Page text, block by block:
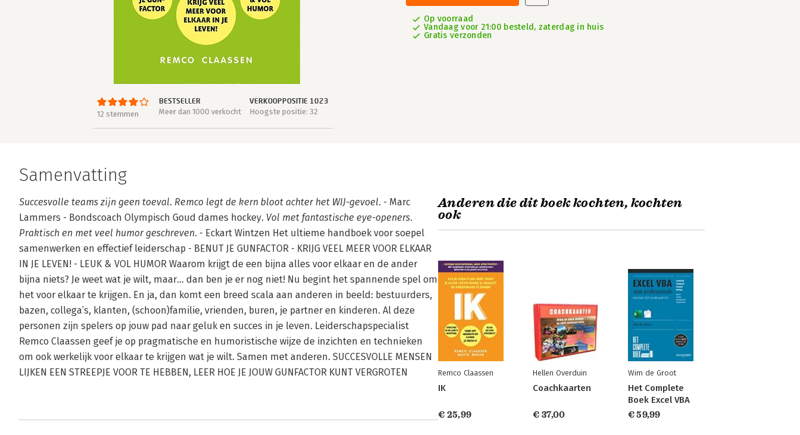
12 stemmen
BESTSELLER
Meer dan 1000 verkocht
VERKOOPPOSITIE 1023
Hoogste positie: 32
Op voorraad
Vandaag voor 21:00 besteld, zaterdag in huis
Gratis verzonden
Samenvatting
Succesvolle teams zijn geen toeval. Remco legt de kern bloot achter het WIJ-gevoel. - Marc
Lammers - Bondscoach Olympisch Goud dames hockey. Vol met fantastische eye-openers.
Praktisch en met veel humor geschreven. - Eckart Wintzen Het ultieme handboek voor soepel
samenwerken en effectief leiderschap - BENUT JE GUNFACTOR - KRIJG VEEL MEER VOOR ELKAAR
IN JE LEVEN! - LEUK & VOL HUMOR Waarom krijgt de een bijna alles voor elkaar en de ander
bijna niets? Je weet wat je wilt, maar… dan ben je er nog niet! Nu begint het spannende spel om
het voor elkaar te krijgen. En ja, dan komt een breed scala aan anderen in beeld: bestuurders,
bazen, collega’s, klanten, (schoon)familie, vrienden, buren, je partner en kinderen. Al deze
personen zijn spelers op jouw pad naar geluk en succes in je leven. Leiderschapspecialist
Remco Claassen geef je op pragmatische en humoristische wijze de inzichten en technieken
om ook werkelijk voor elkaar te krijgen wat je wilt. Samen met anderen. SUCCESVOLLE MENSEN
LIJKEN EEN STREEPJE VOOR TE HEBBEN, LEER HOE JE JOUW GUNFACTOR KUNT VERGROTEN
Anderen die dit boek kochten, kochten
ook
Remco Claassen
IK
€ 25,99
Hellen Overduin
Coachkaarten
€ 37,00
Wim de Groot
Het Complete
Boek Excel VBA
€ 59,99